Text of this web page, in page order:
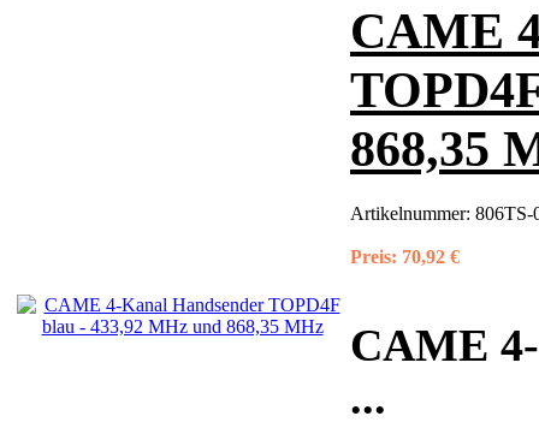
CAME
868,35
Artikelnummer: 806TS-
Preis: 70,92 €
CAME
...